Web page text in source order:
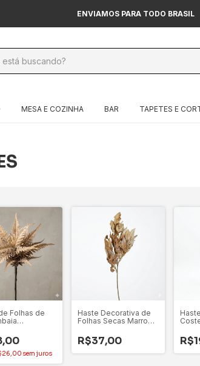
ENVIAMOS PARA TODO BRASIL
MESA E COZINHA BAR TAPETES E
Folhas de
Baroncello
sem juros
Haste Decorativa de
Folhas Secas Marrom
R$37,00